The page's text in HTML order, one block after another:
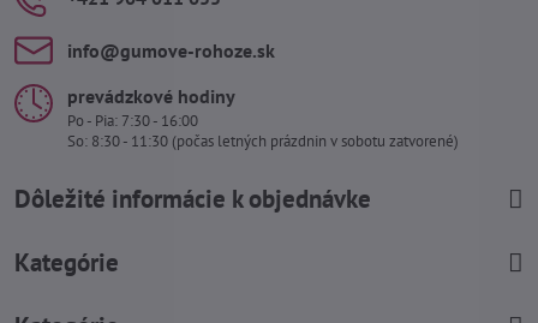
info​@gumove-rohoze​.sk
prevádzkové hodiny
Po - Pia: 7:30 - 16:00
So: 8:30 - 11:30 (počas letných prázdnin v sobotu zatvorené)
Dôležité informácie k objednávke
Kategórie